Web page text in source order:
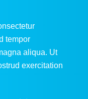
tempor
aliqua. Ut
exercitation